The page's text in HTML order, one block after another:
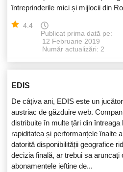
întreprinderile mici și mijlocii din
4.4
Publicat prima dată pe:
12 Februarie 2019
Număr actualizări: 2
EDIS
De câțiva ani, EDIS este un
austriac de găzduire web.
distribuite în multe țări din
rapiditatea și performanțele înalte
datorită disponibilității geografice
decizia finală, ar trebui sa aruncați
abonamentele ieftine de...